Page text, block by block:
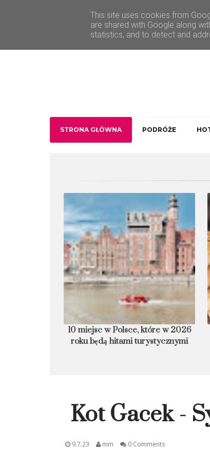
O Traveler deLuxe
STRONA GŁÓWNA PODRÓŻE
10 miejsc w Polsce, które w 2026
roku będą hitami turystycznymi
Kot Gacek -
9.7.23 mm 0 Comments
This site uses cookies from
are shared with Google along
statistics, and to detect and